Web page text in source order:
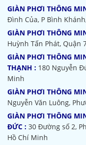
GIÀN PHƠI THÔNG
Đình Của, P Bình
GIÀN PHƠI THÔNG
Huỳnh Tấn Phát, Quận
GIÀN PHƠI THÔNG
THẠNH : 180 Nguyễn
Minh
GIÀN PHƠI THÔNG
Nguyễn Văn Luông,
GIÀN PHƠI THÔNG
ĐỨC : 30 Đường số 2,
Hồ Chí Minh